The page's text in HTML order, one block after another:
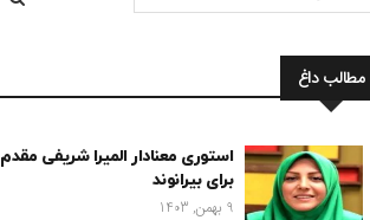
مطالب داغ
استوری معنادار المیرا شریفی مقدم
برای بیرانوند
9 بهمن, 1403